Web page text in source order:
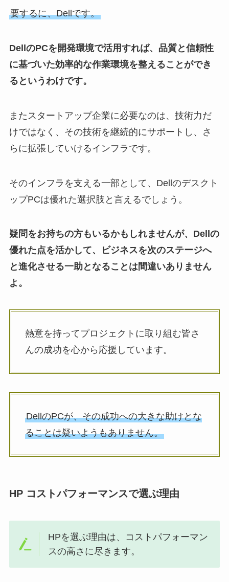
要するに、Dellです。
DellのPCを開発環境で活用すれば、品質と信頼性
に基づいた効率的な作業環境を整えることができ
るというわけです。
またスタートアップ企業に必要なのは、技術力だ
けではなく、その技術を継続的にサポートし、さ
らに拡張していけるインフラです。
そのインフラを支える一部として、Dellのデスクト
ップPCは優れた選択肢と言えるでしょう。
疑問をお持ちの方もいるかもしれませんが、Dellの
優れた点を活かして、ビジネスを次のステージへ
と進化させる一助となることは間違いありません
よ。
熱意を持ってプロジェクトに取り組む皆さ
んの成功を心から応援しています。
DellのPCが、その成功への大きな助けとな
ることは疑いようもありません。
HP コストパフォーマンスで選ぶ理由
HPを選ぶ理由は、コストパフォーマン
スの高さに尽きます。